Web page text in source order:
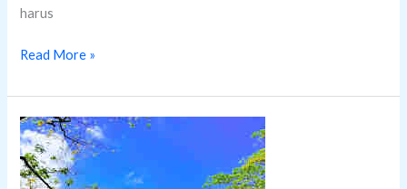
harus
Read More »
National
Orchid
Garden: